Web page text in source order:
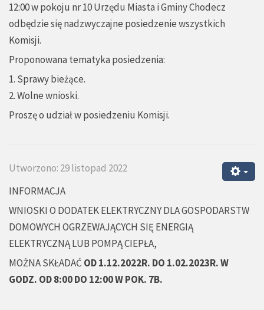
12:00 w pokoju nr 10 Urzędu Miasta i Gminy Chodecz
odbędzie się nadzwyczajne posiedzenie wszystkich
Komisji.
Proponowana tematyka posiedzenia:
1. Sprawy bieżące.
2. Wolne wnioski.
Proszę o udział w posiedzeniu Komisji.
Utworzono: 29 listopad 2022
INFORMACJA
WNIOSKI O DODATEK ELEKTRYCZNY DLA GOSPODARSTW
DOMOWYCH OGRZEWAJĄCYCH SIĘ ENERGIĄ
ELEKTRYCZNĄ LUB POMPĄ CIEPŁA,
MOŻNA SKŁADAĆ OD 1.12.2022R. DO 1.02.2023R. W
GODZ. OD 8:00 DO 12:00 W POK. 7B.